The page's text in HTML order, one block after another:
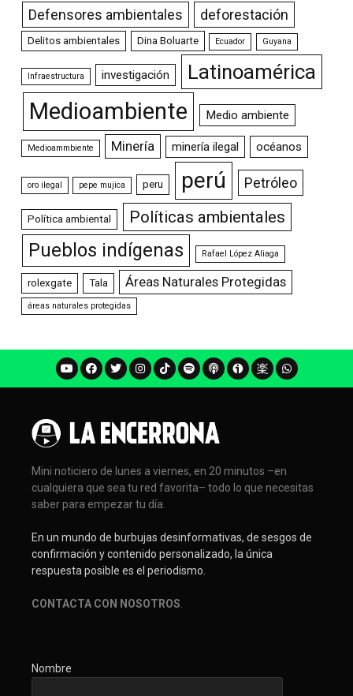
Defensores ambientales deforestación
Delitos ambientales Dina Boluarte Ecuador Guyana
Infraestructura investigación Latinoamérica
Medioambiente Medio ambiente
Medioammbiente Minería minería ilegal océanos
oro ilegal pepe mujica peru perú Petróleo
Política ambiental Políticas ambientales
Pueblos indígenas Rafael López Aliaga
rolexgate Tala Áreas Naturales Protegidas
áreas naturales protegidas
Mini noticiero de lunes a viernes, en 20 minutos –en
cualquiera que sea tu red favorita– todo lo que necesitas
saber para empezar tu día.
En un mundo de burbujas desinformativas, de sesgos de
confirmación y contenido personalizado, la única
respuesta posible es el periodismo.
CONTACTA CON NOSOTROS
Nombre